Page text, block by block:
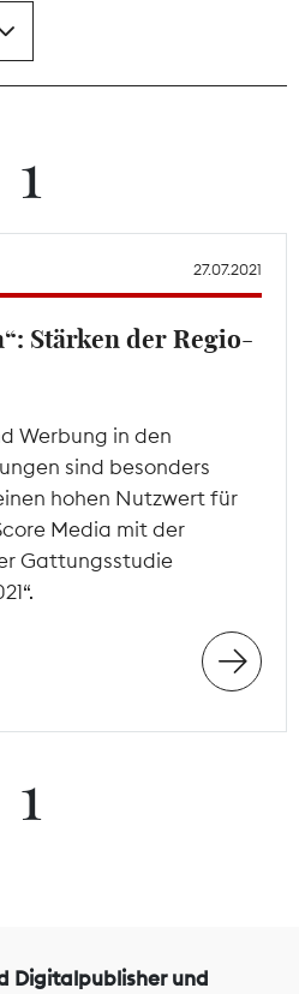
1
27.07.2021
Stärken der Regio-
Werbung in den
sind besonders
hohen Nutzwert für
Media mit der
Gattungsstudie
1
Digitalpublisher und